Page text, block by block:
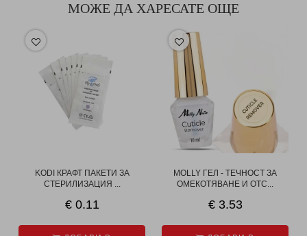
МОЖЕ ДА ХАРЕСАТЕ ОЩЕ
KODI КРАФТ ПАКЕТИ ЗА
СТЕРИЛИЗАЦИЯ ...
€ 0.11
MOLLY ГЕЛ - ТЕЧНОСТ ЗА
ОМЕКОТЯВАНЕ И ОТС...
€ 3.53